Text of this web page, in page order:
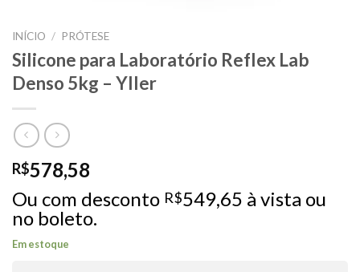
INÍCIO / PRÓTESE
Silicone para Laboratório Reflex Lab
Denso 5kg – Yller
R$578,58
Ou com desconto R$549,65 à vista ou
no boleto.
Em estoque